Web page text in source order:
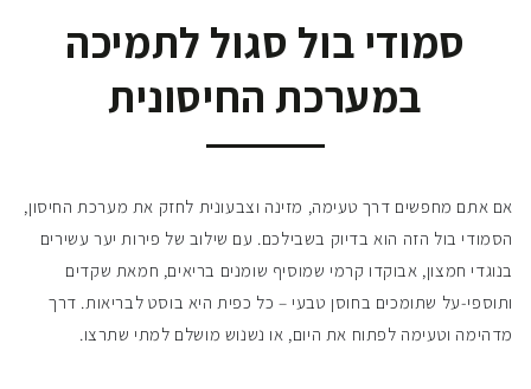
סמודי בול סגול לתמיכה
במערכת החיסונית
אם אתם מחפשים דרך טעימה, מזינה וצבעונית לחזק את מערכת החיסון,
הסמודי בול הזה הוא בדיוק בשבילכם. עם שילוב של פירות יער עשירים
בנוגדי חמצון, אבוקדו קרמי שמוסיף שומנים בריאים, חמאת שקדים
ותוספי-על שתומכים בחוסן טבעי – כל כפית היא בוסט לבריאות. דרך
מדהימה וטעימה לפתוח את היום, או נשנוש מושלם למתי שתרצו.